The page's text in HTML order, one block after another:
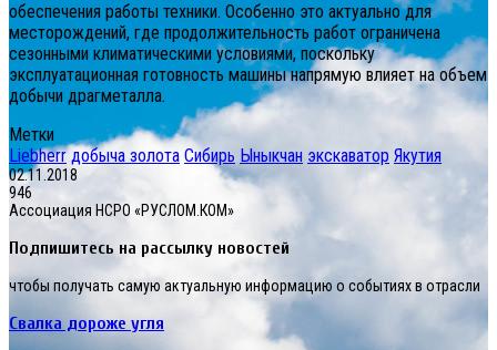
обеспечения работы техники. Особенно это актуально для
месторождений, где продолжительность работ ограничена
сезонными климатическими условиями, поскольку
эксплуатационная готовность машины напрямую влияет на объем
добычи драгметалла.
Метки
Liebherr добыча золота Сибирь Ыныкчан экскаватор Якутия
02.11.2018
946
Ассоциация НСРО «РУСЛОМ.КОМ»
Подпишитесь на рассылку новостей
чтобы получать самую актуальную информацию о событиях в отрасли
Свалка дороже угля